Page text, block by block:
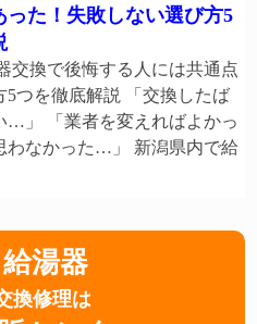
った！失敗しない選び方5
交換で後悔する人には共通点
つを徹底解説 「交換したば
…」 「業者を変えればよかっ
わなかった…」 新潟県内で給
湯器
換修理は